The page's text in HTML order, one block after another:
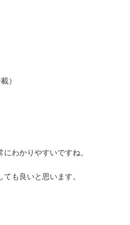
）
わかりやすいですね。
も良いと思います。